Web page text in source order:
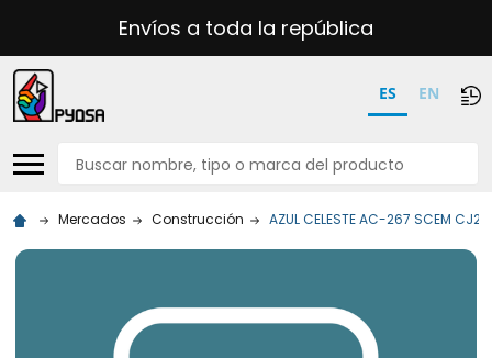
Envíos a toda la república
ES EN
Buscar
Mercados Construcción AZUL CELESTE AC-267 SCEM CJ25